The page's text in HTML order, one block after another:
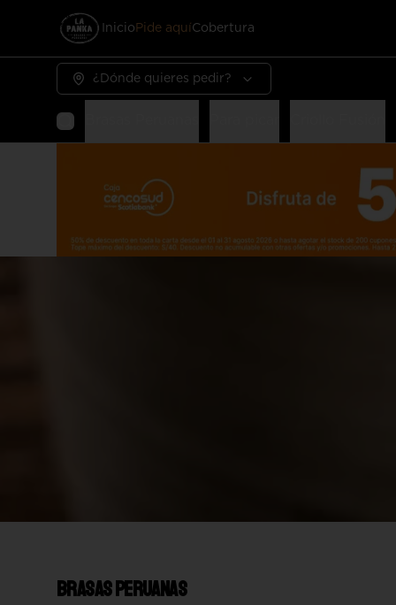
Inicio Pide aquí Cobertura
¿Dónde quieres pedir?
Brasas Peruanas